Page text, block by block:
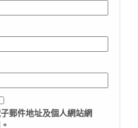
郵件地址及個人網站網